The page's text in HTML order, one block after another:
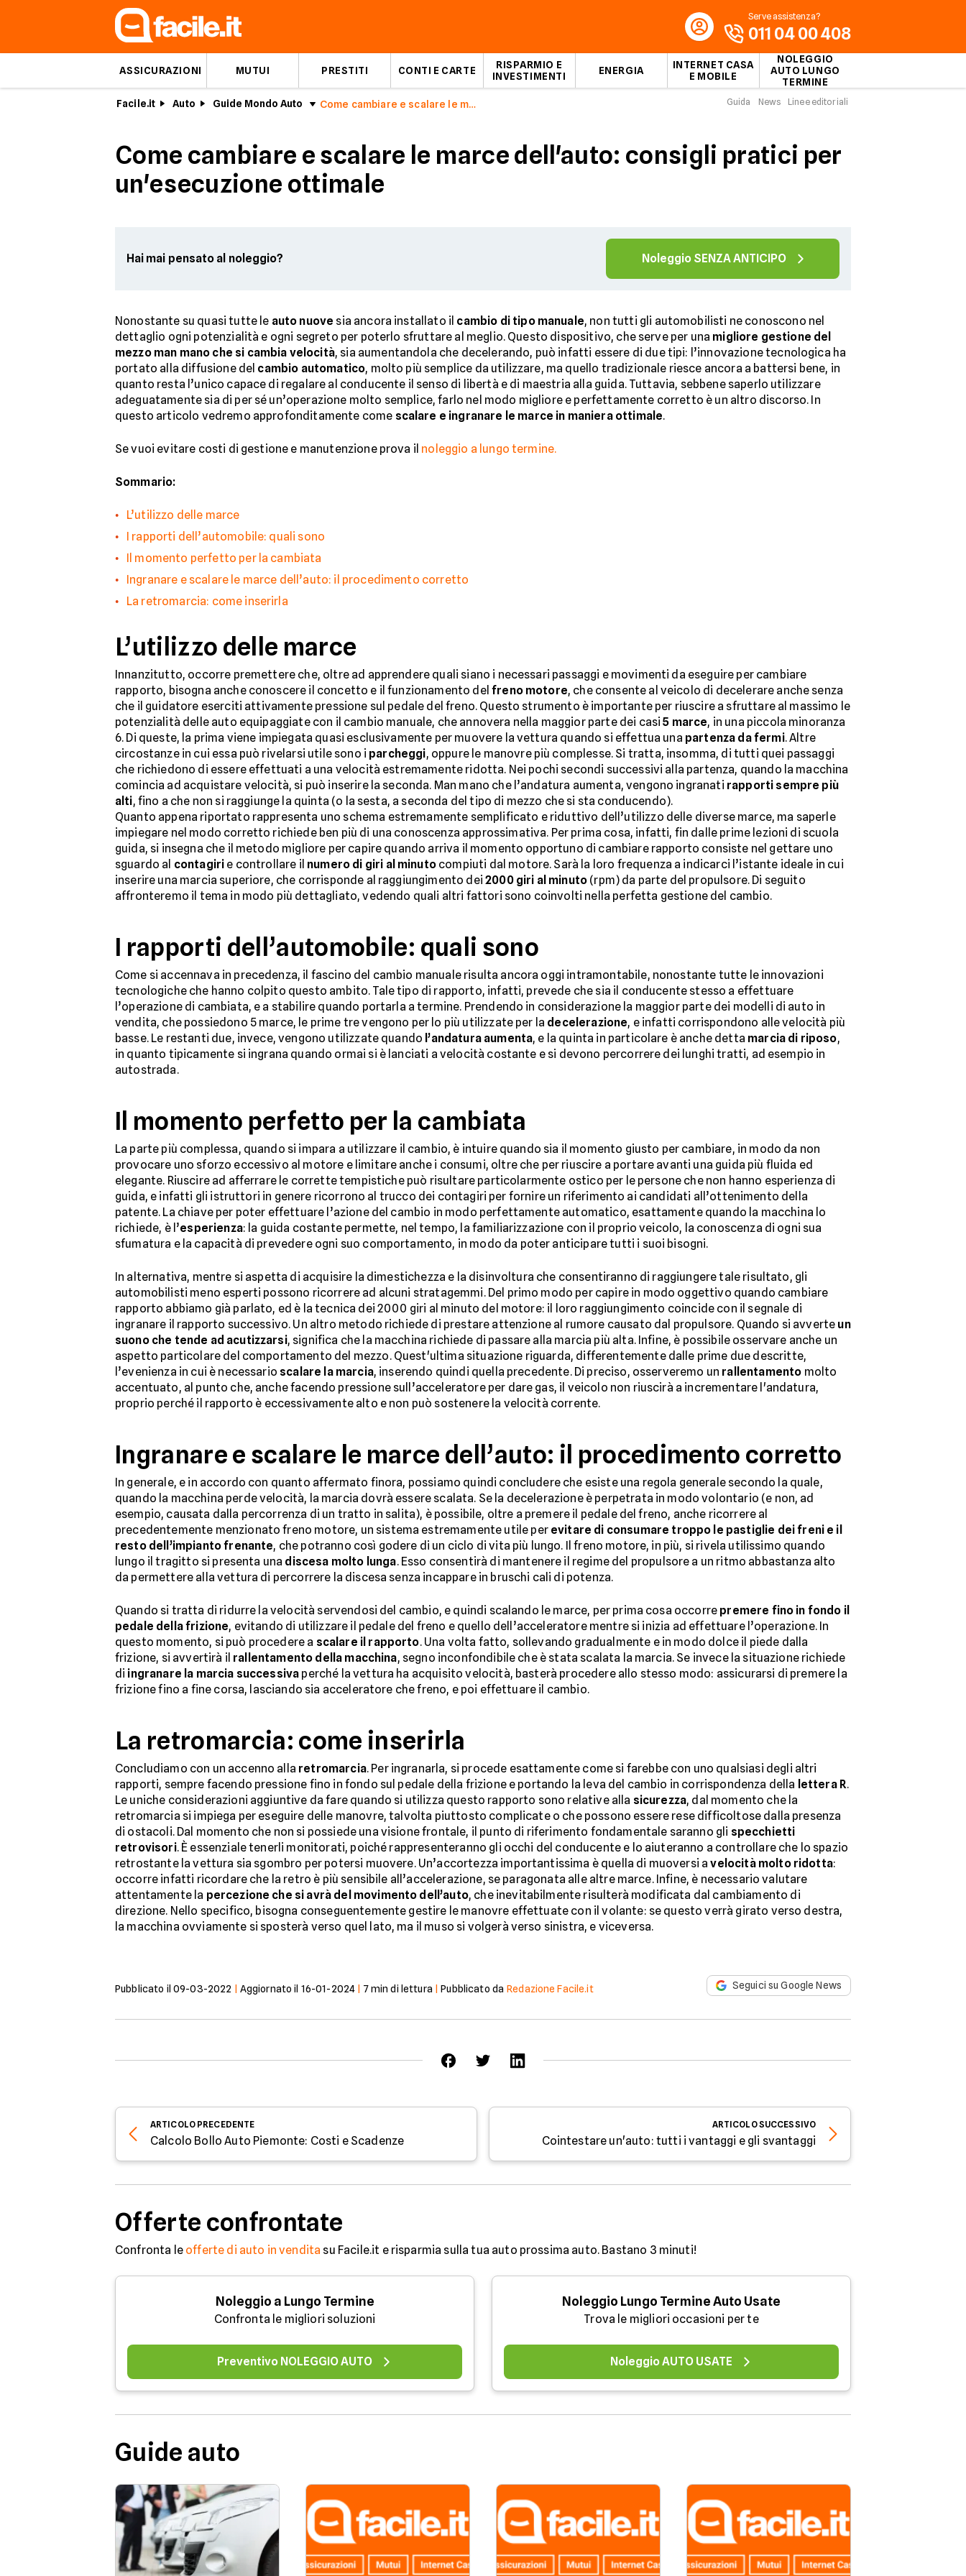
ASSICURAZIONI MUTUI PRESTITI CONTI E CARTE
RISPARMIO E
INVESTIMENTI
ENERGIA
INTERNET CASA
E MOBILE
NOLEGGIO
AUTO LUNGO
TERMINE
Serve assistenza?
011 04 00 408
Facile.it Auto Guide Mondo Auto Come cambiare e scalare le marce dell'auto Guida News Linee editoriali
Come cambiare e scalare le marce dell'auto: consigli pratici per
un'esecuzione ottimale
Hai mai pensato al noleggio? Noleggio SENZA ANTICIPO
Nonostante su quasi tutte le auto nuove sia ancora installato il cambio di tipo manuale, non tutti gli automobilisti ne conoscono nel
dettaglio ogni potenzialità e ogni segreto per poterlo sfruttare al meglio. Questo dispositivo, che serve per una migliore gestione del
mezzo man mano che si cambia velocità, sia aumentandola che decelerando, può infatti essere di due tipi: l’innovazione tecnologica ha
portato alla diffusione del cambio automatico, molto più semplice da utilizzare, ma quello tradizionale riesce ancora a battersi bene, in
quanto resta l’unico capace di regalare al conducente il senso di libertà e di maestria alla guida. Tuttavia, sebbene saperlo utilizzare
adeguatamente sia di per sé un’operazione molto semplice, farlo nel modo migliore e perfettamente corretto è un altro discorso. In
questo articolo vedremo approfonditamente come scalare e ingranare le marce in maniera ottimale.
Se vuoi evitare costi di gestione e manutenzione prova il noleggio a lungo termine.
Sommario:
L’utilizzo delle marce
I rapporti dell’automobile: quali sono
Il momento perfetto per la cambiata
Ingranare e scalare le marce dell’auto: il procedimento corretto
La retromarcia: come inserirla
L’utilizzo delle marce
Innanzitutto, occorre premettere che, oltre ad apprendere quali siano i necessari passaggi e movimenti da eseguire per cambiare
rapporto, bisogna anche conoscere il concetto e il funzionamento delfreno motore, che consente al veicolo di decelerare anche senza
che il guidatore eserciti attivamente pressione sul pedale del freno. Questo strumento è importante per riuscire a sfruttare al massimo le
potenzialità delle auto equipaggiate con il cambio manuale, che annovera nella maggior parte dei casi5 marce, in una piccola minoranza
6. Di queste, la prima viene impiegata quasi esclusivamente per muovere la vettura quando si effettua una partenza da fermi. Altre
circostanze in cui essa può rivelarsi utile sono i parcheggi, oppure le manovre più complesse. Si tratta, insomma, di tutti quei passaggi
che richiedono di essere effettuati a una velocità estremamente ridotta. Nei pochi secondi successivi alla partenza, quando la macchina
comincia ad acquistare velocità, si può inserire la seconda. Man mano che l’andatura aumenta, vengono ingranati rapporti sempre più
alti, fino a che non si raggiunge la quinta (o la sesta, a seconda del tipo di mezzo che si sta conducendo).
Quanto appena riportato rappresenta uno schema estremamente semplificato e riduttivo dell’utilizzo delle diverse marce, ma saperle
impiegare nel modo corretto richiede ben più di una conoscenza approssimativa. Per prima cosa, infatti, fin dalle prime lezioni di scuola
guida, si insegna che il metodo migliore per capire quando arriva il momento opportuno di cambiare rapporto consiste nel gettare uno
sguardo al contagiri e controllare il numero di giri al minutocompiuti dal motore. Sarà la loro frequenza a indicarci l’istante ideale in cui
inserire una marcia superiore, che corrisponde al raggiungimento dei2000 giri al minuto (rpm) da parte del propulsore. Di seguito
affronteremo il tema in modo più dettagliato, vedendo quali altri fattori sono coinvolti nella perfetta gestione del cambio.
I rapporti dell’automobile: quali sono
Come si accennava in precedenza, il fascino del cambio manuale risulta ancora oggi intramontabile, nonostante tutte le innovazioni
tecnologiche che hanno colpito questo ambito. Tale tipo di rapporto, infatti, prevede che sia il conducente stesso a effettuare
l’operazione di cambiata, e a stabilire quando portarla a termine. Prendendo in considerazione la maggior parte dei modelli di auto in
vendita, che possiedono 5 marce, le prime tre vengono per lo più utilizzate per la decelerazione, e infatti corrispondono alle velocità più
basse. Le restanti due, invece, vengono utilizzate quando l’andatura aumenta, e la quinta in particolare è anche detta marcia di riposo,
in quanto tipicamente si ingrana quando ormai si è lanciati a velocità costante e si devono percorrere dei lunghi tratti, ad esempio in
autostrada.
Il momento perfetto per la cambiata
La parte più complessa, quando si impara a utilizzare il cambio, è intuire quando sia il momento giusto per cambiare, in modo da non
provocare uno sforzo eccessivo al motore e limitare anche i consumi, oltre che per riuscire a portare avanti una guida più fluida ed
elegante. Riuscire ad afferrare le corrette tempistiche può risultare particolarmente ostico per le persone che non hanno esperienza di
guida, e infatti gli istruttori in genere ricorrono al trucco dei contagiri per fornire un riferimento ai candidati all’ottenimento della
patente. La chiave per poter effettuare l’azione del cambio in modo perfettamente automatico, esattamente quando la macchina lo
richiede, è l’esperienza: la guida costante permette, nel tempo, la familiarizzazione con il proprio veicolo, la conoscenza di ogni sua
sfumatura e la capacità di prevedere ogni suo comportamento, in modo da poter anticipare tutti i suoi bisogni.
In alternativa, mentre si aspetta di acquisire la dimestichezza e la disinvoltura che consentiranno di raggiungere tale risultato, gli
automobilisti meno esperti possono ricorrere ad alcuni stratagemmi. Del primo modo per capire in modo oggettivo quando cambiare
rapporto abbiamo già parlato, ed è la tecnica dei 2000 giri al minuto del motore: il loro raggiungimento coincide con il segnale di
ingranare il rapporto successivo. Un altro metodo richiede di prestare attenzione al rumore causato dal propulsore. Quando si avverte un
suono che tende ad acutizzarsi, significa che la macchina richiede di passare alla marcia più alta. Infine, è possibile osservare anche un
aspetto particolare del comportamento del mezzo. Quest'ultima situazione riguarda, differentemente dalle prime due descritte,
l’evenienza in cui è necessario scalare la marcia, inserendo quindi quella precedente. Di preciso, osserveremo un rallentamento molto
accentuato, al punto che, anche facendo pressione sull’acceleratore per dare gas, il veicolo non riuscirà a incrementare l'andatura,
proprio perché il rapporto è eccessivamente alto e non può sostenere la velocità corrente.
Ingranare e scalare le marce dell’auto: il procedimento corretto
In generale, e in accordo con quanto affermato finora, possiamo quindi concludere che esiste una regola generale secondo la quale,
quando la macchina perde velocità, la marcia dovrà essere scalata. Se la decelerazione è perpetrata in modo volontario (e non, ad
esempio, causata dalla percorrenza di un tratto in salita), è possibile, oltre a premere il pedale del freno, anche ricorrere al
precedentemente menzionato freno motore, un sistema estremamente utile per evitare di consumare troppo le pastiglie dei freni e il
resto dell’impianto frenante, che potranno così godere di un ciclo di vita più lungo. Il freno motore, in più, si rivela utilissimo quando
lungo il tragitto si presenta una discesa molto lunga. Esso consentirà di mantenere il regime del propulsore a un ritmo abbastanza alto
da permettere alla vettura di percorrere la discesa senza incappare in bruschi cali di potenza.
Quando si tratta di ridurre la velocità servendosi del cambio, e quindi scalando le marce, per prima cosa occorre premere fino in fondo il
pedale della frizione, evitando di utilizzare il pedale del freno e quello dell’acceleratore mentre si inizia ad effettuare l’operazione. In
questo momento, si può procedere a scalare il rapporto. Una volta fatto, sollevando gradualmente e in modo dolce il piede dalla
frizione, si avvertirà il rallentamento della macchina, segno inconfondibile che è stata scalata la marcia. Se invece la situazione richiede
di ingranare la marcia successiva perché la vettura ha acquisito velocità, basterà procedere allo stesso modo: assicurarsi di premere la
frizione fino a fine corsa, lasciando sia acceleratore che freno, e poi effettuare il cambio.
La retromarcia: come inserirla
Concludiamo con un accenno alla retromarcia. Per ingranarla, si procede esattamente come si farebbe con uno qualsiasi degli altri
rapporti, sempre facendo pressione fino in fondo sul pedale della frizione e portando la leva del cambio in corrispondenza della lettera R.
Le uniche considerazioni aggiuntive da fare quando si utilizza questo rapporto sono relative alla sicurezza, dal momento che la
retromarcia si impiega per eseguire delle manovre, talvolta piuttosto complicate o che possono essere rese difficoltose dalla presenza
di ostacoli. Dal momento che non si possiede una visione frontale, il punto di riferimento fondamentale saranno gli specchietti
retrovisori. È essenziale tenerli monitorati, poiché rappresenteranno gli occhi del conducente e lo aiuteranno a controllare che lo spazio
retrostante la vettura sia sgombro per potersi muovere. Un’accortezza importantissima è quella di muoversi avelocità molto ridotta:
occorre infatti ricordare che la retro è più sensibile all’accelerazione, se paragonata alle altre marce. Infine, è necessario valutare
attentamente la percezione che si avrà del movimento dell’auto, che inevitabilmente risulterà modificata dal cambiamento di
direzione. Nello specifico, bisogna conseguentemente gestire le manovre effettuate con il volante: se questo verrà girato verso destra,
la macchina ovviamente si sposterà verso quel lato, ma il muso si volgerà verso sinistra, e viceversa.
Pubblicato il 09-03-2022 Aggiornato il 16-01-2024 7min di lettura |Pubblicato da Redazione Facile.it Seguici su Google News
ARTICOLO PRECEDENTE
Calcolo Bollo Auto Piemonte: Costi e Scadenze
ARTICOLOSUCCESSIVO
Cointestare un'auto: tutti i vantaggi e gli svantaggi
Offerte confrontate
Confronta le offerte di auto in vendita su Facile.it e risparmia sulla tua auto prossima auto. Bastano 3 minuti!
Noleggio a Lungo Termine
Confronta le migliori soluzioni
Preventivo NOLEGGIO AUTO
Noleggio Lungo Termine Auto Usate
Trova le migliori occasioni per te
Noleggio AUTO USATE
Guide auto